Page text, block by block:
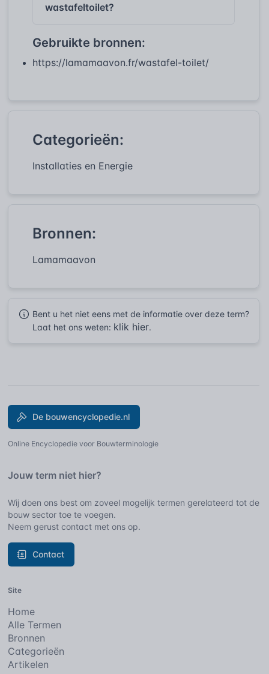
wastafeltoilet?
Gebruikte bronnen:
https://lamamaavon.fr/wastafel-toilet/
Categorieën:
Installaties en Energie
Bronnen:
Lamamaavon
Bent u het niet eens met de informatie over deze term?
Laat het ons weten: klik hier.
De bouwencyclopedie.nl
Online Encyclopedie voor Bouwterminologie
Jouw term niet hier?
Wij doen ons best om zoveel mogelijk termen gerelateerd tot de
bouw sector toe te voegen.
Neem gerust contact met ons op.
Contact
Site
Home
Alle Termen
Bronnen
Categorieën
Artikelen